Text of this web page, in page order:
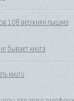
108 верхняя пышма
бывает книга
книги